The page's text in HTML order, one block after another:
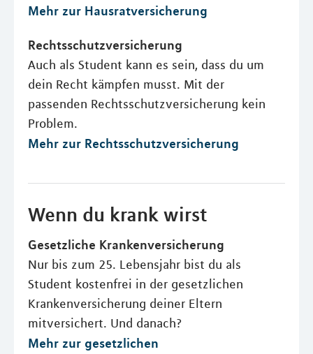
Mehr zur Hausratversicherung
Rechtsschutzversicherung
Auch als Student kann es sein, dass du um
dein Recht kämpfen musst. Mit der
passenden Rechtsschutzversicherung kein
Problem.
Mehr zur Rechtsschutzversicherung
Wenn du krank wirst
Gesetzliche Krankenversicherung
Nur bis zum 25. Lebensjahr bist du als
Student kostenfrei in der gesetzlichen
Krankenversicherung deiner Eltern
mitversichert. Und danach?
Mehr zur gesetzlichen